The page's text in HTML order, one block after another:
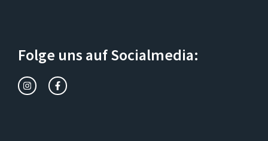
Folge uns auf Socialmedia: